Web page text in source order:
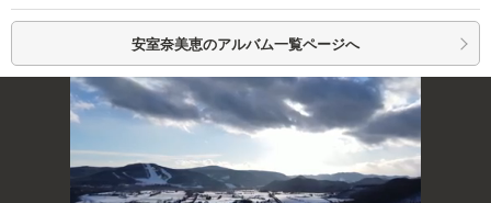
安室奈美恵のアルバム一覧ページへ